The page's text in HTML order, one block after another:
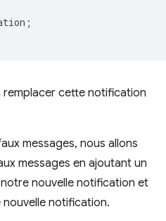
;
remplacer cette notification
messages, nous allons
messages en ajoutant un
nouvelle notification et
notification.